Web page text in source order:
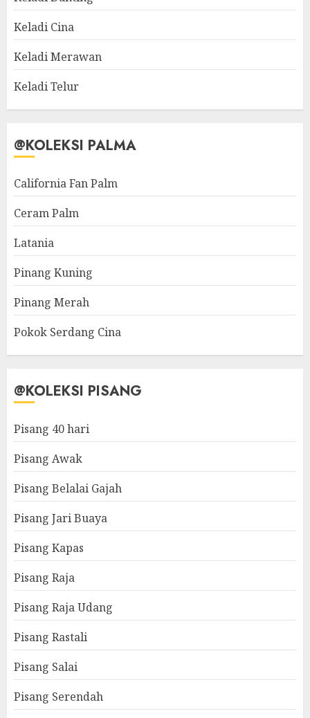
Keladi Cina
Keladi Merawan
Keladi Telur
@KOLEKSI PALMA
California Fan Palm
Ceram Palm
Latania
Pinang Kuning
Pinang Merah
Pokok Serdang Cina
@KOLEKSI PISANG
Pisang 40 hari
Pisang Awak
Pisang Belalai Gajah
Pisang Jari Buaya
Pisang Kapas
Pisang Raja
Pisang Raja Udang
Pisang Rastali
Pisang Salai
Pisang Serendah